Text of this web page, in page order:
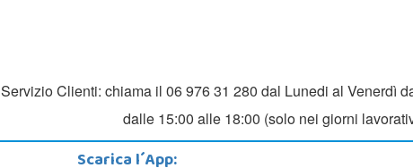
Servizio Clienti: chiama il 06 976 31 280 dal Lunedi al Venerdì
dalle 15:00 alle 18:00 (solo nei giorni